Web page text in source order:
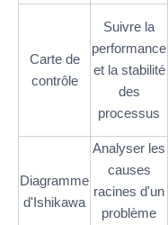
Carte de
contrôle
Suivre la
performance
et la stabilité
des
processus
Diagramme
d'Ishikawa
Analyser les
causes
racines d'un
problème